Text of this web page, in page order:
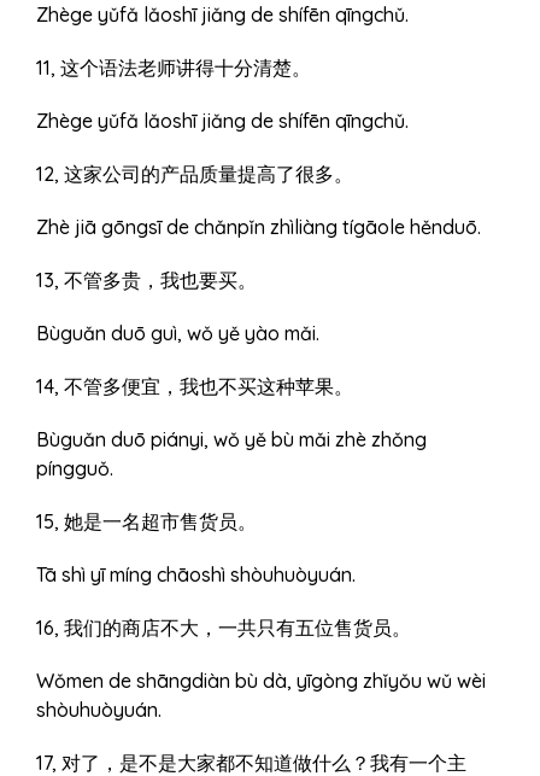
Zhège yǔfǎ lǎoshī jiǎng de shífēn qīngchǔ.
11, 这个语法老师讲得十分清楚。
Zhège yǔfǎ lǎoshī jiǎng de shífēn qīngchǔ.
12, 这家公司的产品质量提高了很多。
Zhè jiā gōngsī de chǎnpǐn zhìliàng tígāole hěnduō.
13, 不管多贵，我也要买。
Bùguǎn duō guì, wǒ yě yào mǎi.
14, 不管多便宜，我也不买这种苹果。
Bùguǎn duō piányi, wǒ yě bù mǎi zhè zhǒng
píngguǒ.
15, 她是一名超市售货员。
Tā shì yī míng chāoshì shòuhuòyuán.
16, 我们的商店不大，一共只有五位售货员。
Wǒmen de shāngdiàn bù dà, yīgòng zhǐyǒu wǔ wèi
shòuhuòyuán.
17, 对了，是不是大家都不知道做什么？我有一个主